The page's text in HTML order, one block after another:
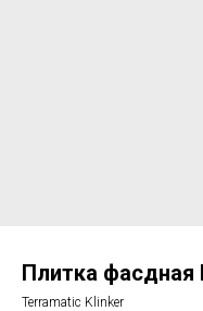
Плитка фасдная
Terramatic Klinker